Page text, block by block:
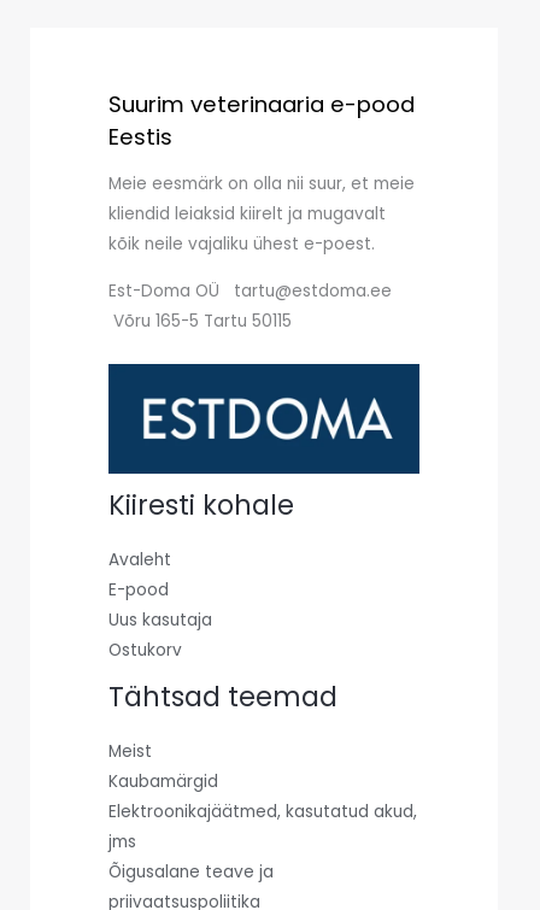
Suurim veterinaaria e-pood
Eestis
Meie eesmärk on olla nii suur, et meie
kliendid leiaksid kiirelt ja mugavalt
kõik neile vajaliku ühest e-poest.
Est-Doma OÜ tartu@estdoma.ee
Võru 165-5 Tartu 50115
Kiiresti kohale
Avaleht
E-pood
Uus kasutaja
Ostukorv
Tähtsad teemad
Meist
Kaubamärgid
Elektroonikajäätmed, kasutatud akud,
jms
Õigusalane teave ja
priivaatsuspoliitika